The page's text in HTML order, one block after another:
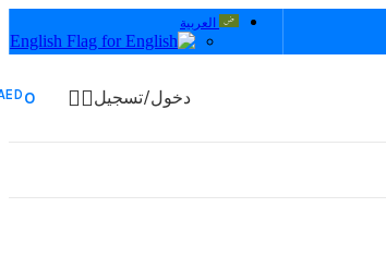
العربية
English
دخول/تسجيل 0